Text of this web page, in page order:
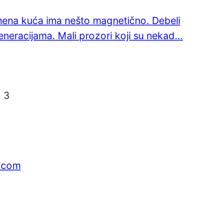
kuća ima nešto magnetično. Debeli
Mali prozori koji su nekad…
3